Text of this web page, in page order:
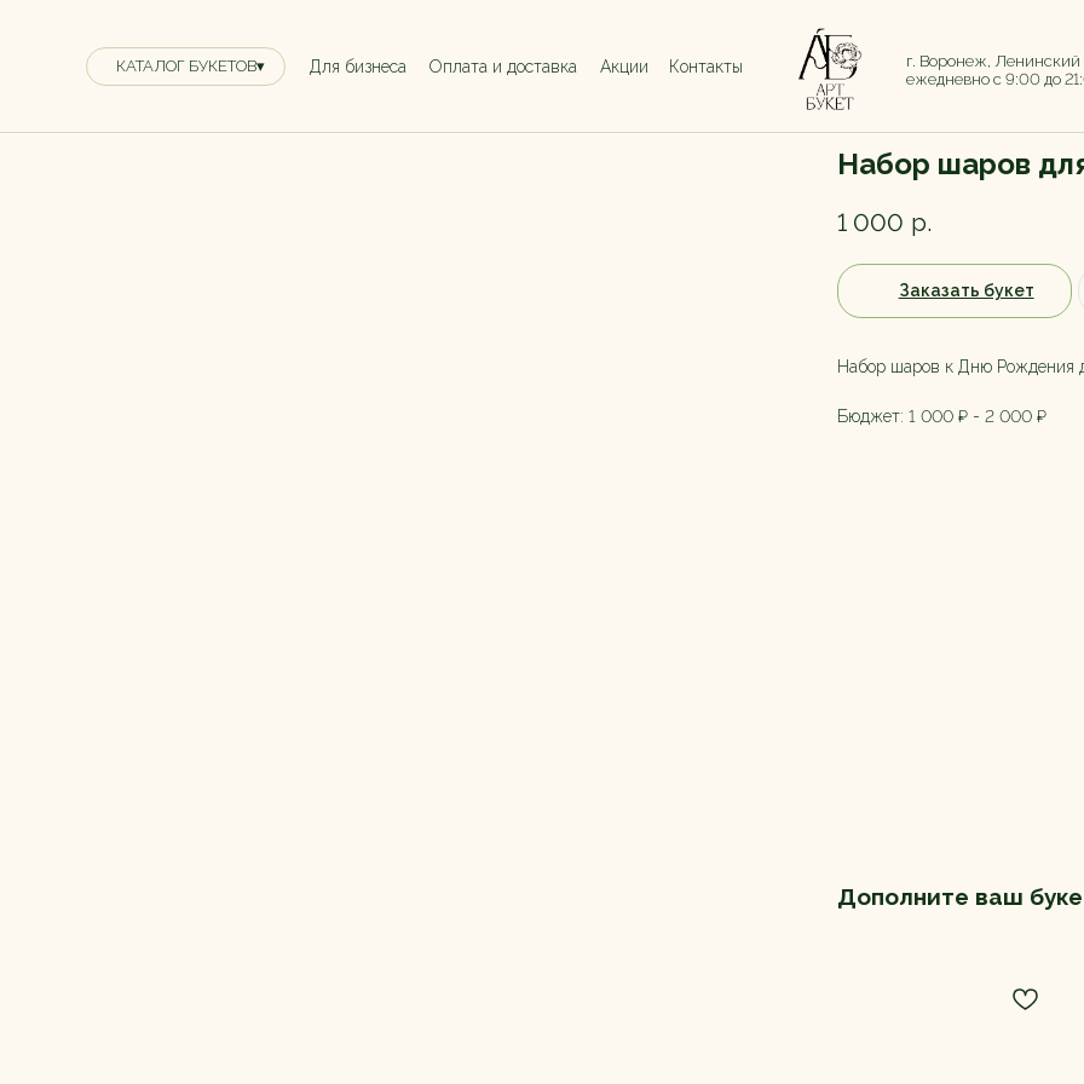
г. Воронеж, Ленинский
ежедневно с 9:00 до
КАТАЛОГ БУКЕТОВ▾ Для бизнеса Оплата и доставка Акции Контакты
Набор шаров
1 000 р.
Заказать букет
Набор шаров к Дню Рождения
Бюджет: 1 000 ₽ - 2 000 ₽
Дополните ваш